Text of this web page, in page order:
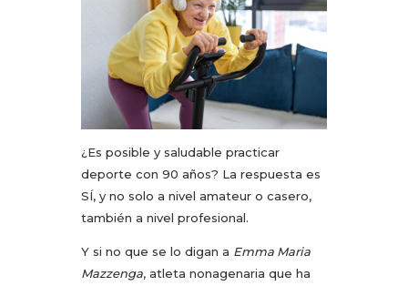
¿Es posible y saludable practicar
deporte con 90 años? La respuesta es
SÍ, y no solo a nivel amateur o casero,
también a nivel profesional.
Y si no que se lo digan a Emma Maria
Mazzenga, atleta nonagenaria que ha